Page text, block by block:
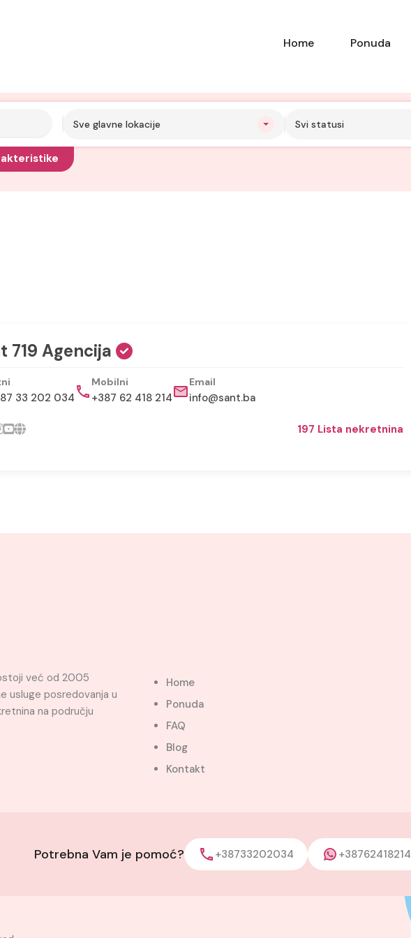
Home Ponuda
Sve glavne lokacije Svi statusi
719 Agencija
33 202 034
Mobilni
+387 62 418 214
Email
info@sant.ba
197 Lista nekretnina
već od 2005
usluge posredovanja u
na području
Home
Ponuda
FAQ
Blog
Kontakt
Potrebna Vam je pomoć? +38733202034 +38762418214